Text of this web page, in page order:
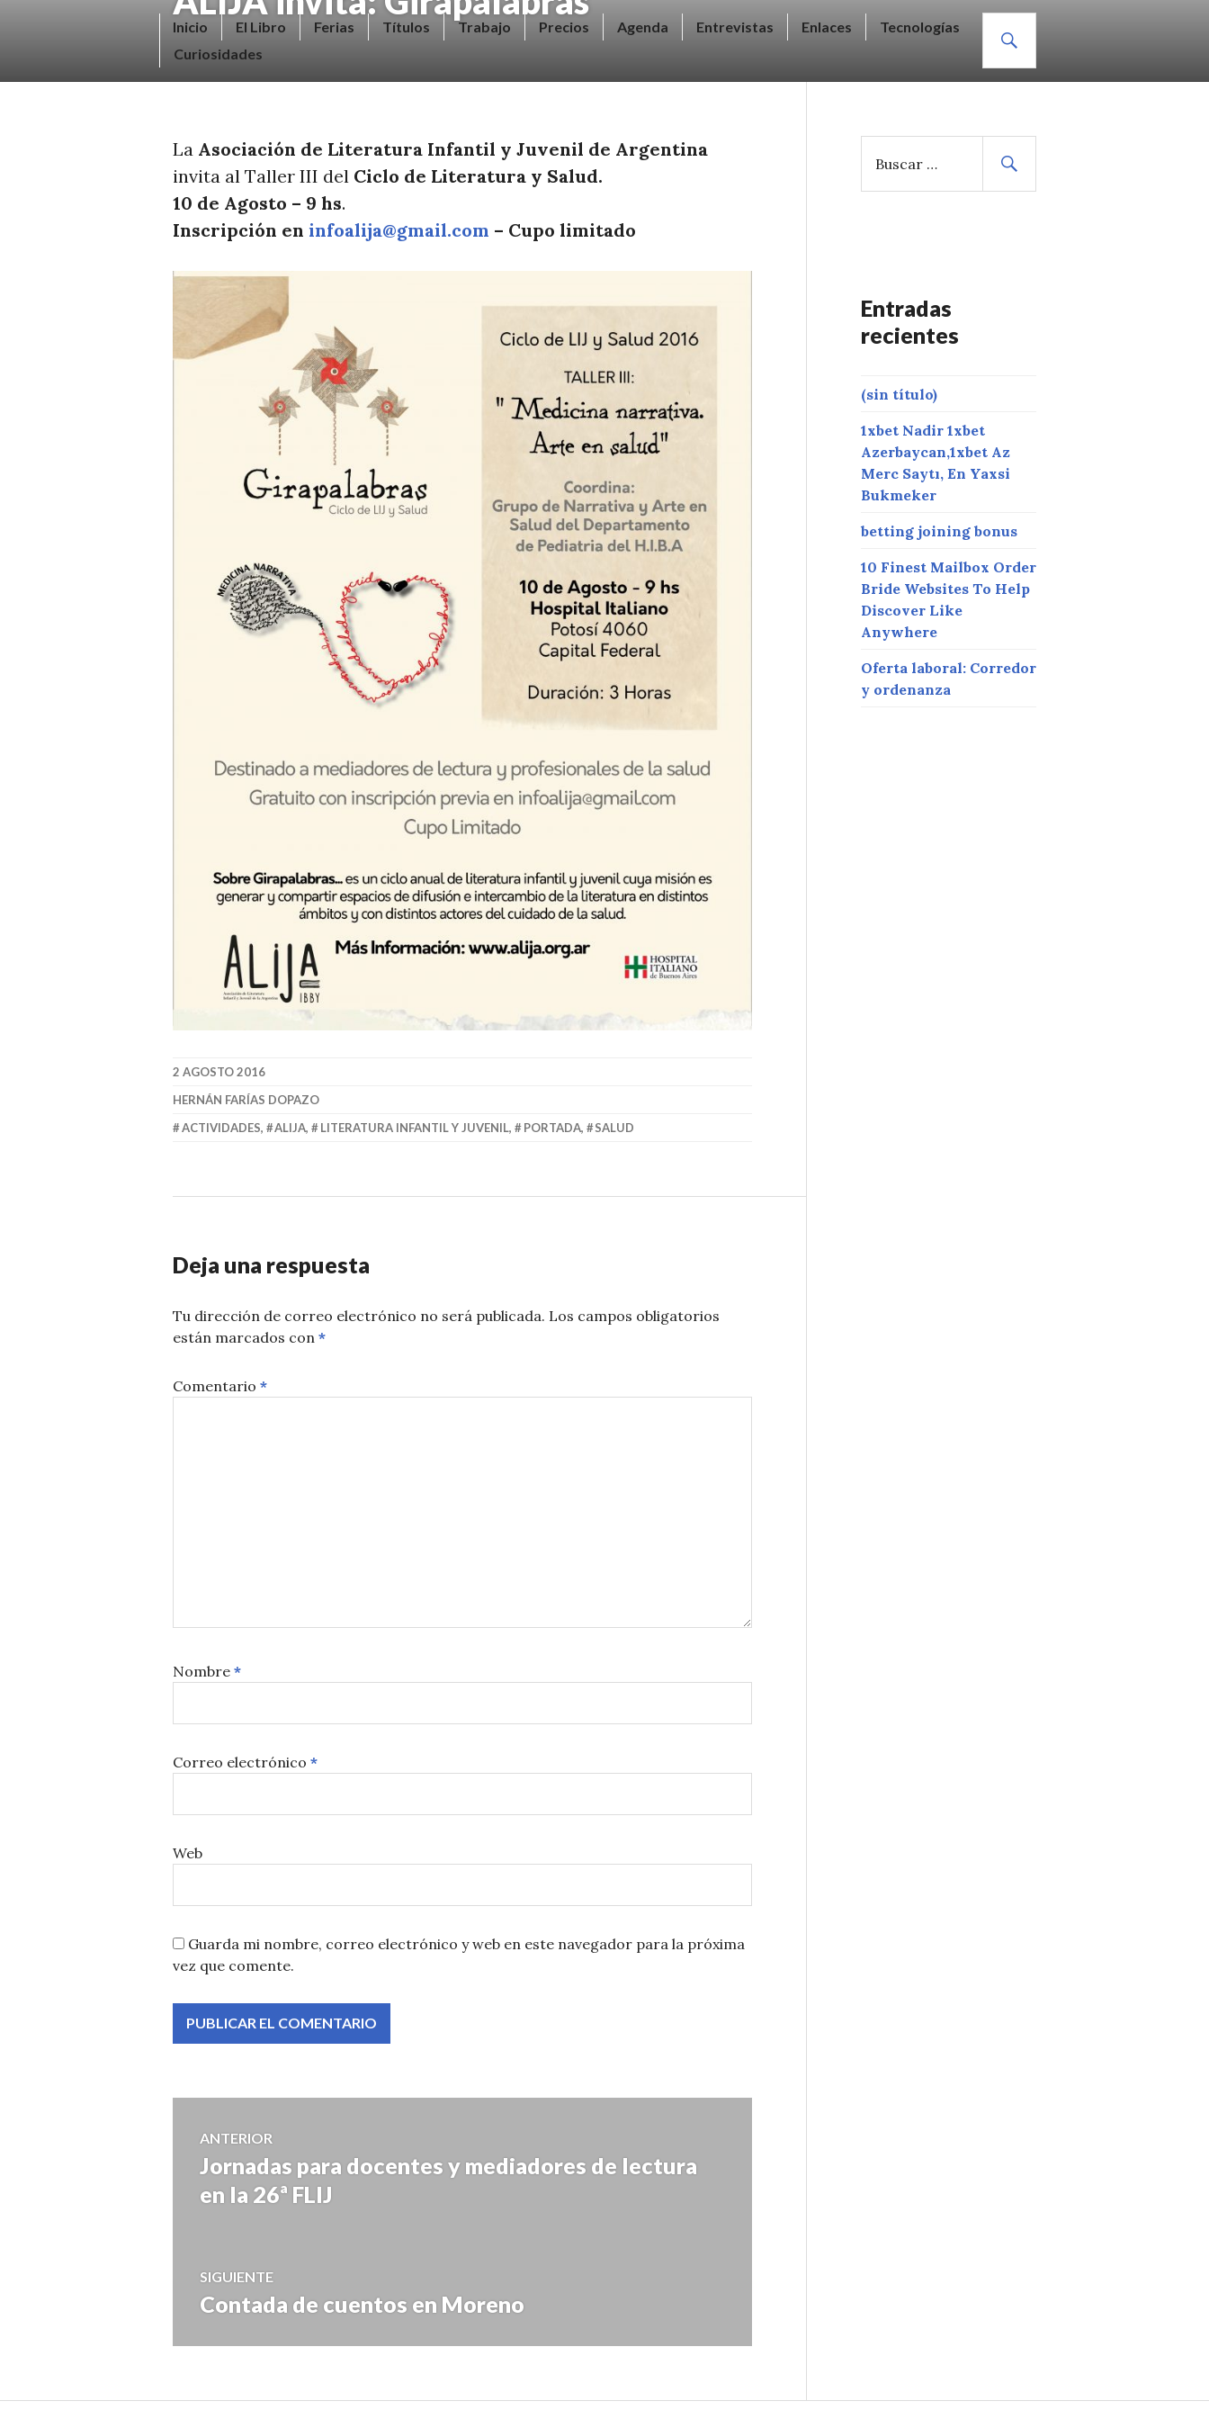
V
E
N
R
+
LI
B
R
Inicio El Libro Ferias Títulos Trabajo Precios Agenda Entrevistas Enlaces
Tecnologías
Curiosidades
La Asociación de Literatura Infantil y Juvenil de Argentina
invita al Taller III del Ciclo de Literatura y Salud.
10 de Agosto – 9 hs.
Inscripción en infoalija@gmail.com – Cupo limitado
2 AGOSTO 2016
HERNÁN FARÍAS DOPAZO
ACTIVIDADES, ALIJA, LITERATURA INFANTIL Y JUVENIL, PORTADA, SALUD
Deja una respuesta
Tu dirección de correo electrónico no será publicada. Los campos obligatorios
están marcados con *
Comentario *
Nombre *
Correo electrónico *
Web
Guarda mi nombre, correo electrónico y web en este navegador para la próxima
vez que comente.
Navegación
de
ANTERIOR
Entrada
anterior:
Jornadas para docentes y mediadores de lectura
en la 26ª FLIJ
SIGUIENTE
Entrada
Contada de cuentos en Moreno
s
Entradas
recientes
(sin título)
1xbet Nadir 1xbet
Azerbaycan,1xbet Az
Merc Saytı, En Yaxsi
Bukmeker
betting joining bonus
10 Finest Mailbox Order
Bride Websites To Help
Discover Like
Anywhere
Oferta laboral: Corredor
y ordenanza